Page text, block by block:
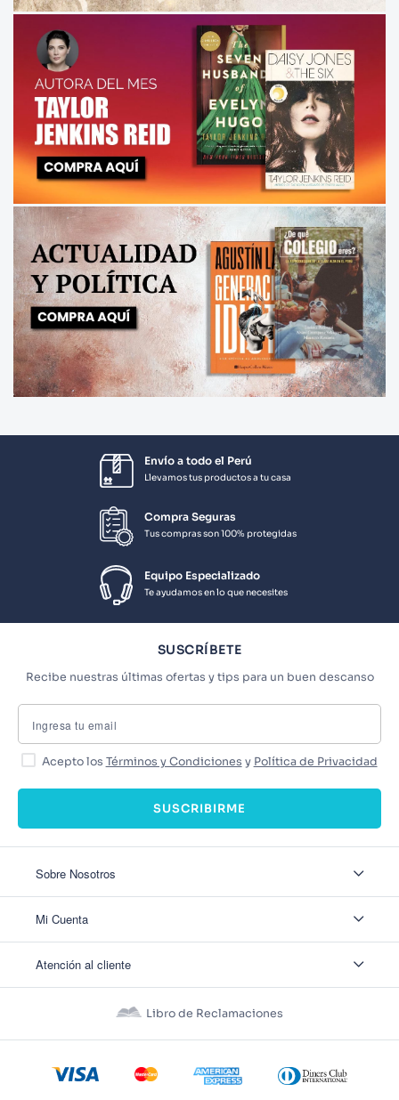
Envío a todo el Perú
Llevamos tus productos a tu casa
Compra Seguras
Tus compras son 100% protegidas
Equipo Especializado
Te ayudamos en lo que necesites
SUSCRÍBETE
Recibe nuestras últimas ofertas y tips para un buen descanso
Acepto los Términos y Condiciones y Política de Privacidad
SUSCRIBIRME
Sobre Nosotros
Nuestas tiendas
Mi Cuenta
Ver mis Pedidos
Recuperar Contraseña
Atención al cliente
Políticas de Privacidad
Políticas de Cookies
Términos y Condiciones Promos
Libro de Reclamaciones